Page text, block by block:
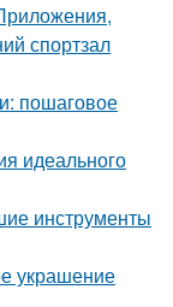
спортзал
пошаговое
идеального
инструменты
украшение